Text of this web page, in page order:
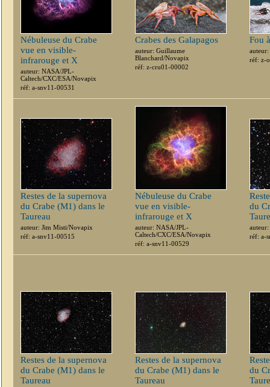
Nébuleuse du Crabe
vue en visible-
infrarouge et X
auteur: NASA/JPL-
Caltech/CXC/ESA/Novapix
réf: a-snv11-00531
Crabes des Galapagos
auteur: Guillaume
Blanchard/Novapix
réf: z-cru01-00002
Fou
réf: z-
Restes de la supernova
du Crabe (M1) dans le
Taureau
auteur: Jim Misti/Novapix
réf: a-snv11-00515
Nébuleuse du Crabe
vue en visible-
infrarouge et X
auteur: NASA/JPL-
Caltech/CXC/ESA/Novapix
réf: a-snv11-00529
du
réf: a-
Restes de la supernova
du Crabe (M1) dans le
Taureau
Restes de la supernova
du Crabe (M1) dans le
Taureau
du